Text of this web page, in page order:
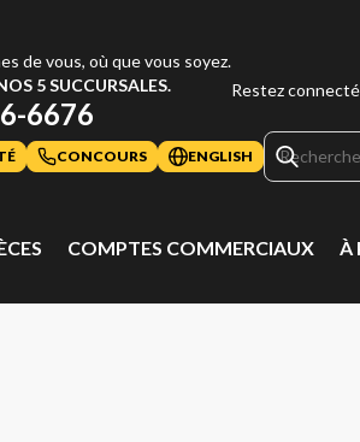
de vous, où que vous soyez.
5 SUCCURSALES.
6676
Restez connecté
CONCOURS ENGLISH
COMPTES COMMERCIAUX À